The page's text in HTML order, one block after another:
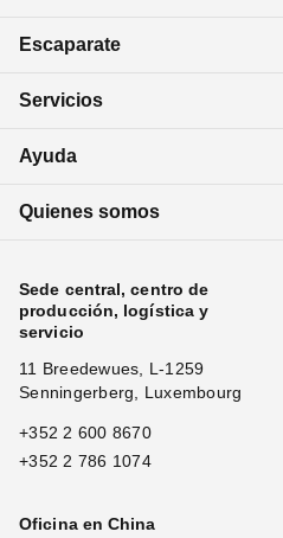
Escaparate
Servicios
Ayuda
Quienes somos
Sede central, centro de
producción, logística y
servicio
11 Breedewues, L-1259
Senningerberg, Luxembourg
+352 2 600 8670
+352 2 786 1074
Oficina en China